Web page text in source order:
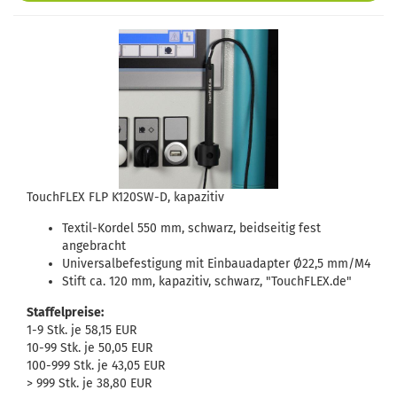
TouchFLEX FLP K120SW-D, kapazitiv
Textil-Kordel 550 mm, schwarz, beidseitig fest
angebracht
Universalbefestigung mit Einbauadapter Ø22,5 mm/M4
Stift ca. 120 mm, kapazitiv, schwarz, "TouchFLEX.de"
Staffelpreise:
1-9 Stk. je 58,15 EUR
10-99 Stk. je 50,05 EUR
100-999 Stk. je 43,05 EUR
> 999 Stk. je 38,80 EUR